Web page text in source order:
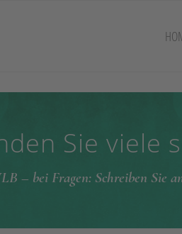
Sie viele
– bei Fragen: Schreiben Sie